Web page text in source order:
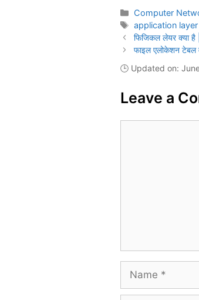
Categories
Computer
Tags
application
फिजिकल लेयर क्या
फाइल एलोकेशन
🕒 Updated on:
Leave a
Name